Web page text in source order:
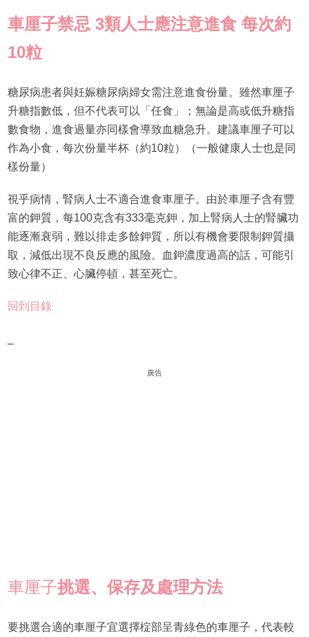
車厘子禁忌 3類人士應注意進食 每次約
10粒
糖尿病患者與妊娠糖尿病婦女需注意進食份量。雖然車厘子
升糖指數低，但不代表可以「任食」；無論是高或低升糖指
數食物，進食過量亦同樣會導致血糖急升。建議車厘子可以
作為小食，每次份量半杯（約10粒）（一般健康人士也是同
樣份量）
視乎病情，腎病人士不適合進食車厘子。由於車厘子含有豐
富的鉀質，每100克含有333毫克鉀，加上腎病人士的腎臟功
能逐漸衰弱，難以排走多餘鉀質，所以有機會要限制鉀質攝
取，減低出現不良反應的風險。血鉀濃度過高的話，可能引
致心律不正、心臟停頓，甚至死亡。
回到目錄
–
廣告
車厘子挑選、保存及處理方法
要挑選合適的車厘子宜選擇椗部呈青綠色的車厘子，代表較